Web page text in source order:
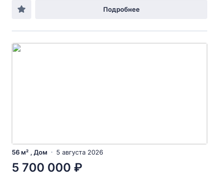
Подробнее
56 м² , Дом 5 августа 2026
5 700 000 ₽